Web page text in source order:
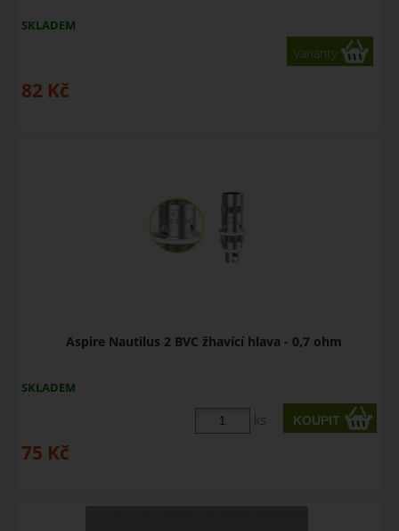
SKLADEM
Varianty
82 Kč
Aspire Nautilus 2 BVC žhavící hlava - 0,7 ohm
SKLADEM
ks
75 Kč